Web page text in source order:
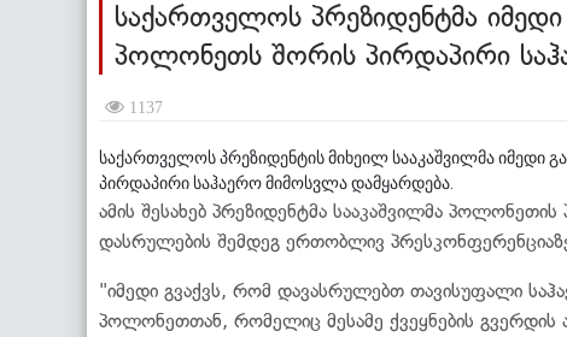
საქართველოს პრეზიდენტმა
პოლონეთს შორის პირდაპირი
1137
საქართველოს პრეზიდენტის მიხეილ სააკაშვილმა
პირდაპირი საჰაერო მიმოსვლა დამყარდება.
ამის შესახებ პრეზიდენტმა სააკაშვილმა
დასრულების შემდეგ ერთობლივ
"იმედი გვაქვს, რომ დავასრულებთ თავისუფალი
პოლონეთთან, რომელიც მესამე ქვეყნების გვერდის